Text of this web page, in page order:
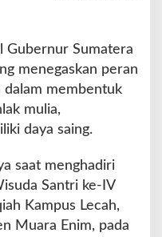
Gubernur Sumatera
menegaskan peran
membentuk
mulia,
daya saing.
saat menghadiri
Santri ke-IV
Kampus Lecah,
Muara Enim, pada